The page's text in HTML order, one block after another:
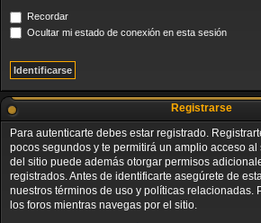
Recordar
Ocultar mi estado de conexión en esta sesión
Registrarse
Para autenticarte debes estar registrado.
pocos segundos y te permitirá un amplio acceso al
del sitio puede además otorgar permisos
registrados. Antes de identificarte asegúrete de
nuestros términos de uso y políticas relacionadas.
los foros mientras navegas por el sitio.